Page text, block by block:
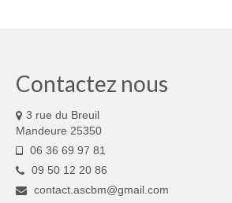
Contactez nous
3 rue du Breuil
Mandeure 25350
06 36 69 97 81
09 50 12 20 86
contact.ascbm@gmail.com